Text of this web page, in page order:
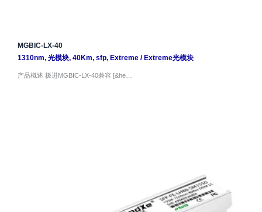
MGBIC-LX-40
1310nm, 光模块, 40Km, sfp, Extreme/ Extreme光模块
产品概述 极进MGBIC-LX-40兼容 [&he…